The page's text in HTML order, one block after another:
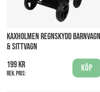
KAXHOLMEN REGNSKYDD BARNVAGN
& SITTVAGN
199 kr
Rek. pris:
Köp